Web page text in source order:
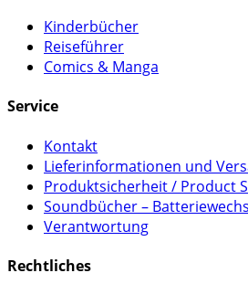
Kinderbücher
Reiseführer
Comics & Manga
Service
Kontakt
Lieferinformationen und
Produktsicherheit / Product
Soundbücher –
Verantwortung
Rechtliches